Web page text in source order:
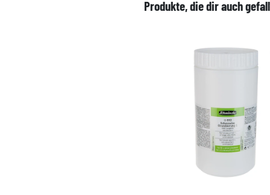
Produkte, die dir auch